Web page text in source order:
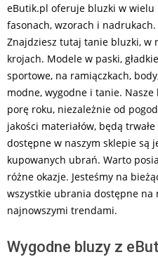
eButik.pl oferuje bluzki w wielu
fasonach, wzorach i nadrukach.
Znajdziesz tutaj tanie bluzki, w
krojach. Modele w paski,
sportowe, na ramiączkach,
modne, wygodne i tanie.
porę roku, niezależnie od
jakości materiałów, będą
dostępne w naszym sklepie są
kupowanych ubrań. Warto
różne okazje. Jesteśmy na
wszystkie ubrania dostępne na
najnowszymi trendami.
Wygodne bluzy z